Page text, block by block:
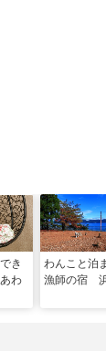
演をさせて
に二代目が
ちゃんの妙
が苦手な方
き
わ
わんこと泊
漁師の宿